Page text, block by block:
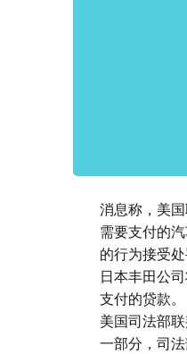
消息称，美
需要支付的
的行为接受处
日本丰田公
支付的贷款。
美国司法部
一部分，司